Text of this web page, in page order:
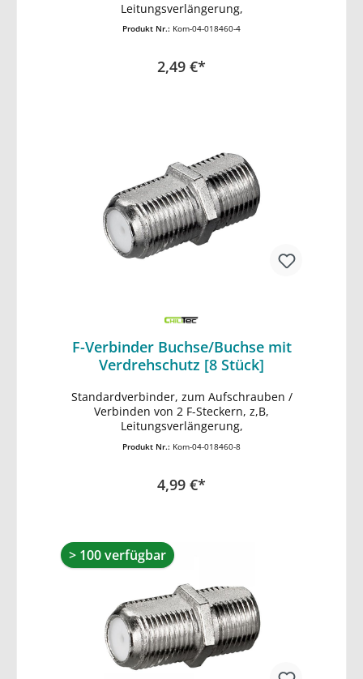
Leitungsverlängerung,
Produkt Nr.: Kom-04-018460-4
2,49 €*
F-Verbinder Buchse/Buchse mit
Verdrehschutz [8 Stück]
Standardverbinder, zum Aufschrauben /
Verbinden von 2 F-Steckern, z,B,
Leitungsverlängerung,
Produkt Nr.: Kom-04-018460-8
4,99 €*
In den Warenkorb
> 100 verfügbar